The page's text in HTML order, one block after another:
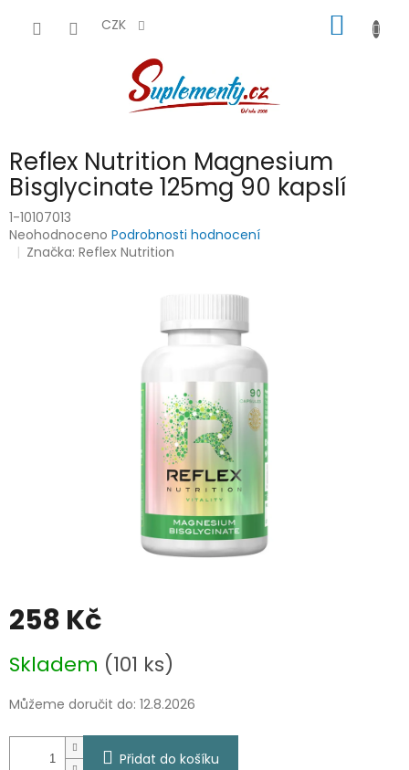
CZK
KOŠÍK
Reflex Nutrition Magnesium
Bisglycinate 125mg 90 kapslí
1-10107013
Průměrné
hodnocení
Neohodnoceno Podrobnosti hodnocení
Značka:Reflex Nutrition
258 Kč
cena:
Skladem (101 ks)
Můžeme doručit do: 12.8.2026
Přidat do košíku